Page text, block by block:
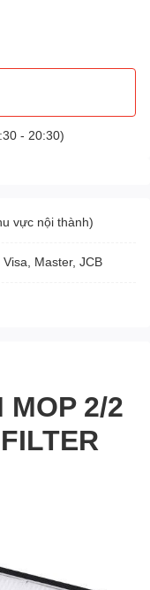
- 20:30)
vực nội thành)
Master, JCB
MOP 2/2